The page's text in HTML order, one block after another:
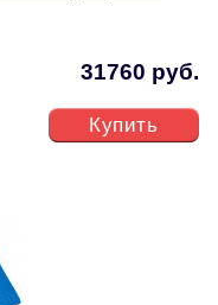
31760 руб.
Купить